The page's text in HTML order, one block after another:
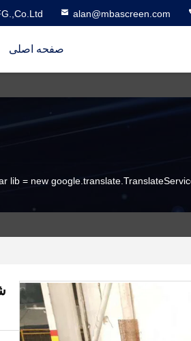
alan@mbascreen.com
صفحه اصلی
lib = new